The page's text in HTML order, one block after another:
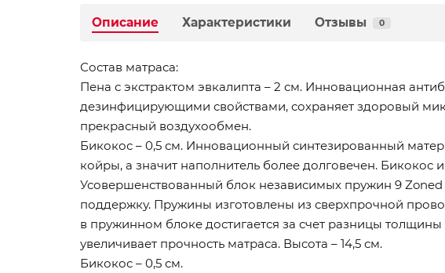
Описание Характеристики Отзывы 0
Состав матраса:
Пена с экстрактом эвкалипта – 2 см. Инновационная
дезинфицирующими свойствами, сохраняет здоровый
прекрасный воздухообмен.
Бикокос – 0,5 см. Инновационный синтезированный
койры, а значит наполнитель более долговечен. Бикокос
Усовершенствованный блок независимых пружин 9
поддержку. Пружины изготовлены из сверхпрочной
в пружинном блоке достигается за счет разницы
увеличивает прочность матраса. Высота – 14,5 см.
Бикокос – 0,5 см.